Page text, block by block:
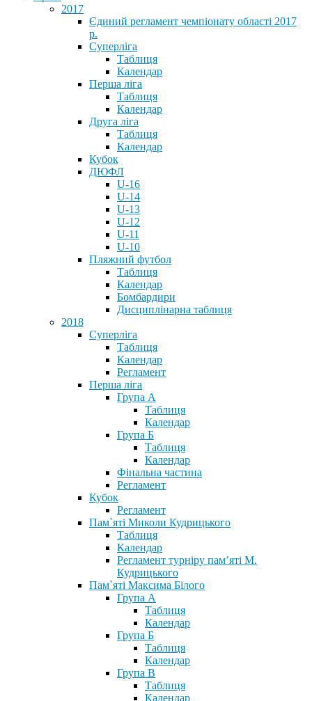
2017
Єдиний регламент чемпіонату області 2017
р.
Суперліга
Таблиця
Календар
Перша ліга
Таблиця
Календар
Друга ліга
Таблиця
Календар
Кубок
ДЮФЛ
U-16
U-14
U-13
U-12
U-11
U-10
Пляжний футбол
Таблиця
Календар
Бомбардири
Дисциплінарна таблиця
2018
Суперліга
Таблиця
Календар
Регламент
Перша ліга
Група А
Таблиця
Календар
Група Б
Таблиця
Календар
Фінальна частина
Регламент
Кубок
Регламент
Пам`яті Миколи Кудрицького
Таблиця
Календар
Регламент турніру пам’яті М.
Кудрицького
Пам`яті Максима Білого
Група А
Таблиця
Календар
Група Б
Таблиця
Календар
Група В
Таблиця
Календар